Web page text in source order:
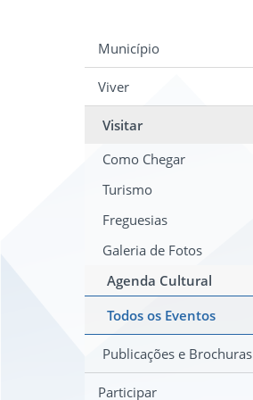
Município
Viver
Visitar
Como Chegar
Turismo
Freguesias
Galeria de Fotos
Agenda Cultural
Todos os Eventos
Publicações e Brochuras
Participar